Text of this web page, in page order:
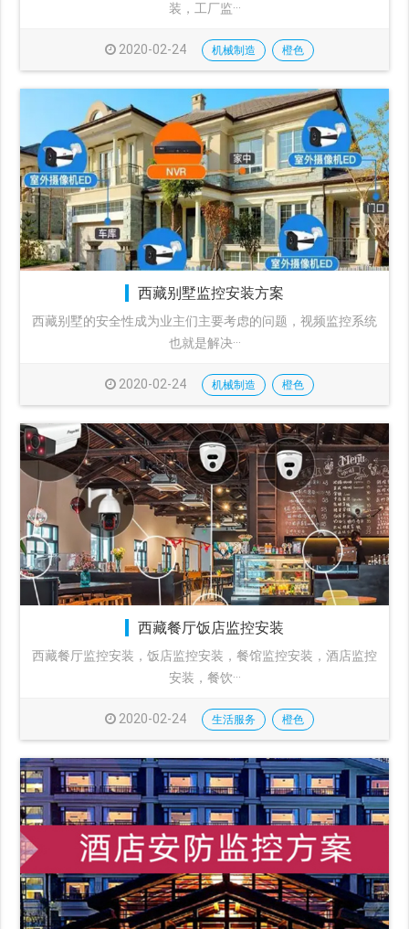
装，工厂监···
2020-02-24 机械制造 橙色
西藏别墅监控安装方案
西藏别墅的安全性成为业主们主要考虑的问题，视频监控系统
也就是解决···
2020-02-24 机械制造 橙色
西藏餐厅饭店监控安装
西藏餐厅监控安装，饭店监控安装，餐馆监控安装，酒店监控
安装，餐饮···
2020-02-24 生活服务 橙色